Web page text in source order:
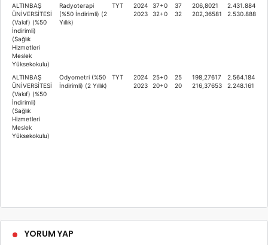
ALTINBAŞ
ÜNİVERSİTESİ
(Vakıf) (%50
İndirimli)
(Sağlık
Hizmetleri
Meslek
Yüksekokulu)
Radyoterapi
(%50 İndirimli) (2
Yıllık)
TYT
2024
2023
37+0
32+0
37
32
206,8021
202,36581
2.431.884
2.530.888
ALTINBAŞ
ÜNİVERSİTESİ
(Vakıf) (%50
İndirimli)
(Sağlık
Hizmetleri
Meslek
Yüksekokulu)
Odyometri (%50
İndirimli) (2 Yıllık)
TYT
2024
2023
25+0
20+0
25
20
198,27617
216,37653
2.564.184
2.248.161
YORUM YAP